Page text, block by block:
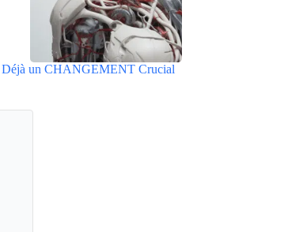
Déjà un CHANGEMENT Crucial